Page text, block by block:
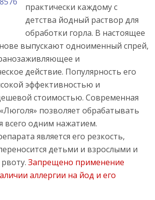
практически каждому с
детства йодный раствор для
обработки горла. В настоящее
выпускают одноименный спрей,
и
действие. Популярность его
эффективностью и
стоимостью. Современная
позволяет обрабатывать
всего одним нажатием.
является его резкость,
детьми и взрослыми и
Запрещено применение
аллергии на йод и его